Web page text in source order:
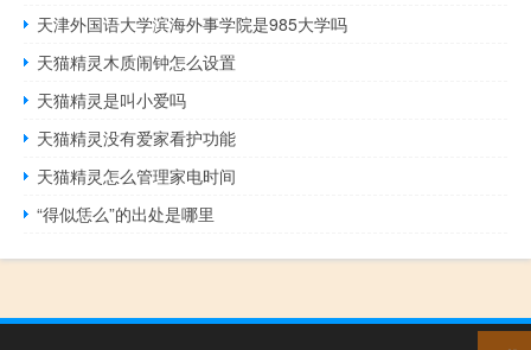
天津外国语大学滨海外事学院是985大学吗
天猫精灵木质闹钟怎么设置
天猫精灵是叫小爱吗
天猫精灵没有爱家看护功能
天猫精灵怎么管理家电时间
“得似恁么”的出处是哪里